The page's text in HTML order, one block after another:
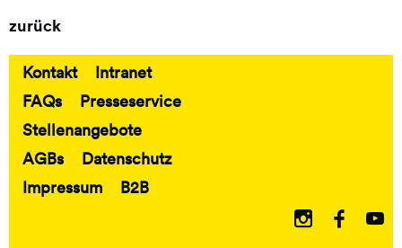
zurück
Fußbereich
Kontakt
Intranet
FAQs
Presseservice
Stellenangebote
AGBs
Datenschutz
Impressum
B2B